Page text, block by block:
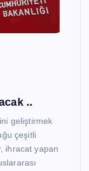
..
geliştirmek
çeşitli
ihracat yapan